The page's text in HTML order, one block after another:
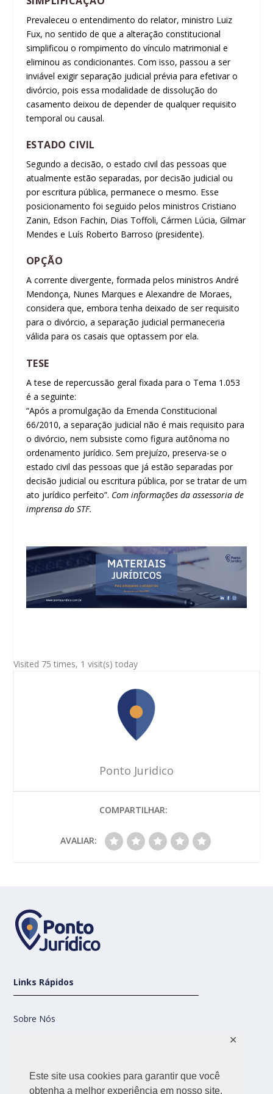
Este site usa cookies para garantir que você
obtenha a melhor experiência em nosso site.
✕
Prevaleceu o entendimento do relator, ministro Luiz
Fux, no sentido de que a alteração constitucional
simplificou o rompimento do vínculo matrimonial e
eliminou as condicionantes. Com isso, passou a ser
inviável exigir separação judicial prévia para efetivar o
divórcio, pois essa modalidade de dissolução do
casamento deixou de depender de qualquer requisito
temporal ou causal.
ESTADO CIVIL
Segundo a decisão, o estado civil das pessoas que
atualmente estão separadas, por decisão judicial ou
por escritura pública, permanece o mesmo. Esse
posicionamento foi seguido pelos ministros Cristiano
Zanin, Edson Fachin, Dias Toffoli, Cármen Lúcia, Gilmar
Mendes e Luís Roberto Barroso (presidente).
OPÇÃO
A corrente divergente, formada pelos ministros André
Mendonça, Nunes Marques e Alexandre de Moraes,
considera que, embora tenha deixado de ser requisito
para o divórcio, a separação judicial permaneceria
válida para os casais que optassem por ela.
TESE
A tese de repercussão geral fixada para o Tema 1.053
é a seguinte:
“Após a promulgação da Emenda Constitucional
66/2010, a separação judicial não é mais requisito para
o divórcio, nem subsiste como figura autônoma no
ordenamento jurídico. Sem prejuízo, preserva-se o
estado civil das pessoas que já estão separadas por
decisão judicial ou escritura pública, por se tratar de um
ato jurídico perfeito”. Com informações da assessoria de
imprensa do STF.
Visited 75 times, 1 visit(s) today
Ponto Juridico
COMPARTILHAR:
AVALIAR:
Links Rápidos
Sobre Nós
Nossas Redes